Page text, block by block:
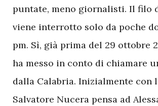
puntate, meno giornalisti. Il filo
viene interrotto solo da poche
pm. Sì, già prima del 29 ottobre
ha messo in conto di chiamare
dalla Calabria. Inizialmente con
Salvatore Nucera pensa ad